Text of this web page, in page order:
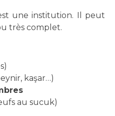
une institution. Il peut
très complet.
kaşar…)
au sucuk)